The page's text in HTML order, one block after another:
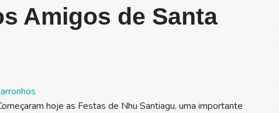
Amigos de Santa
hoje as Festas de Nhu Santiagu, uma importante